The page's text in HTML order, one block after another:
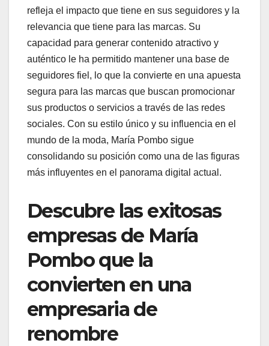
refleja el impacto que tiene en sus seguidores y la
relevancia que tiene para las marcas. Su
capacidad para generar contenido atractivo y
auténtico le ha permitido mantener una base de
seguidores fiel, lo que la convierte en una apuesta
segura para las marcas que buscan promocionar
sus productos o servicios a través de las redes
sociales. Con su estilo único y su influencia en el
mundo de la moda, María Pombo sigue
consolidando su posición como una de las figuras
más influyentes en el panorama digital actual.
Descubre las exitosas
empresas de María
Pombo que la
convierten en una
empresaria de
renombre